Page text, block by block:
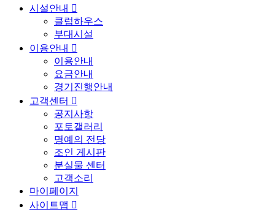
시설안내 
클럽하우스
부대시설
이용안내 
이용안내
요금안내
경기진행안내
고객센터 
공지사항
포토갤러리
명예의 전당
조인 게시판
분실물 센터
고객소리
마이페이지
사이트맵 